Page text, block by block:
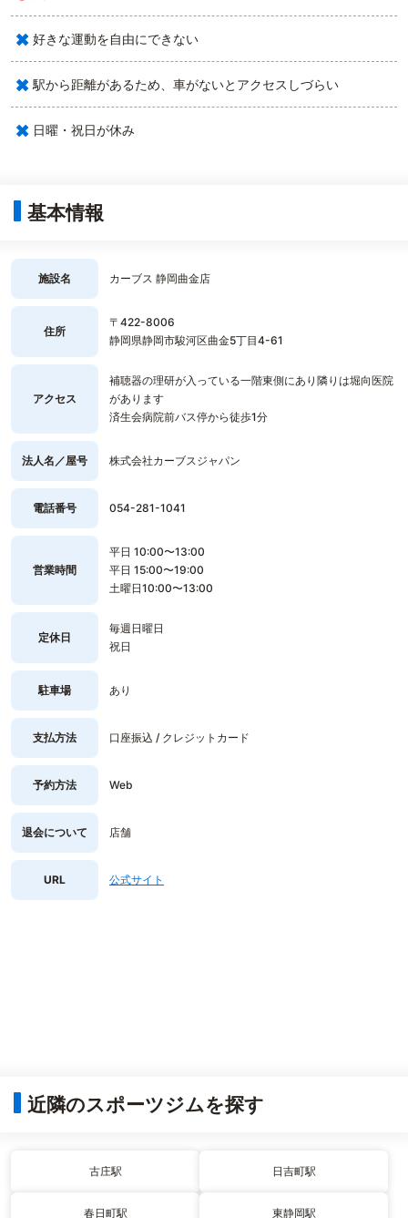
× 好きな運動を自由にできない
× 駅から距離があるため、車がないとアクセスしづらい
× 日曜・祝日が休み
基本情報
施設名 カーブス 静岡曲金店
住所
〒422-8006
静岡県静岡市駿河区曲金5丁目4-61
アクセス
補聴器の理研が入っている一階東側にあり隣りは堀向医院
があります
済生会病院前バス停から徒歩1分
法人名／屋号 株式会社カーブスジャパン
電話番号 054-281-1041
営業時間
平日 10:00〜13:00
平日 15:00〜19:00
土曜日10:00〜13:00
定休日
毎週日曜日
祝日
駐車場 あり
支払方法 口座振込 / クレジットカード
予約方法 Web
退会について 店舗
URL 公式サイト
近隣のスポーツジムを探す
古庄駅 日吉町駅
春日町駅 東静岡駅